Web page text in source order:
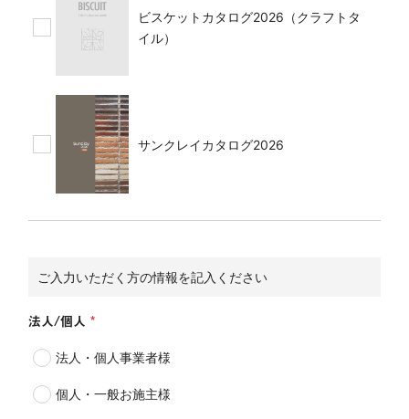
ビスケットカタログ2026（クラフトタ
イル）
サンクレイカタログ2026
ご入力いただく方の情報を記入ください
法人/個人
法人・個人事業者様
個人・一般お施主様